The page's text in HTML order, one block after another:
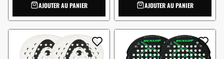
AJOUTER AU PANIER AJOUTER AU PANIER